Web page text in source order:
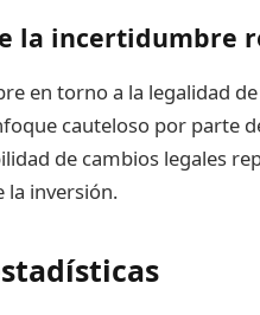
la incertidumbre
en torno a la legalidad
cauteloso por parte
de cambios legales
la inversión.